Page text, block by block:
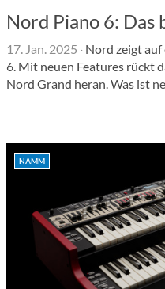
Nord Piano 6: Das
17. Jan. 2025 · Nord zeigt
6. Mit neuen Features rückt
Nord Grand heran. Was ist
NAMM